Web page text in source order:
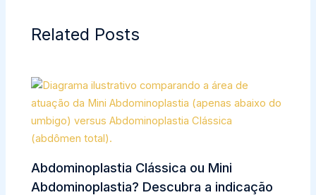
Related Posts
Abdominoplastia Clássica ou Mini
Abdominoplastia? Descubra a indicação